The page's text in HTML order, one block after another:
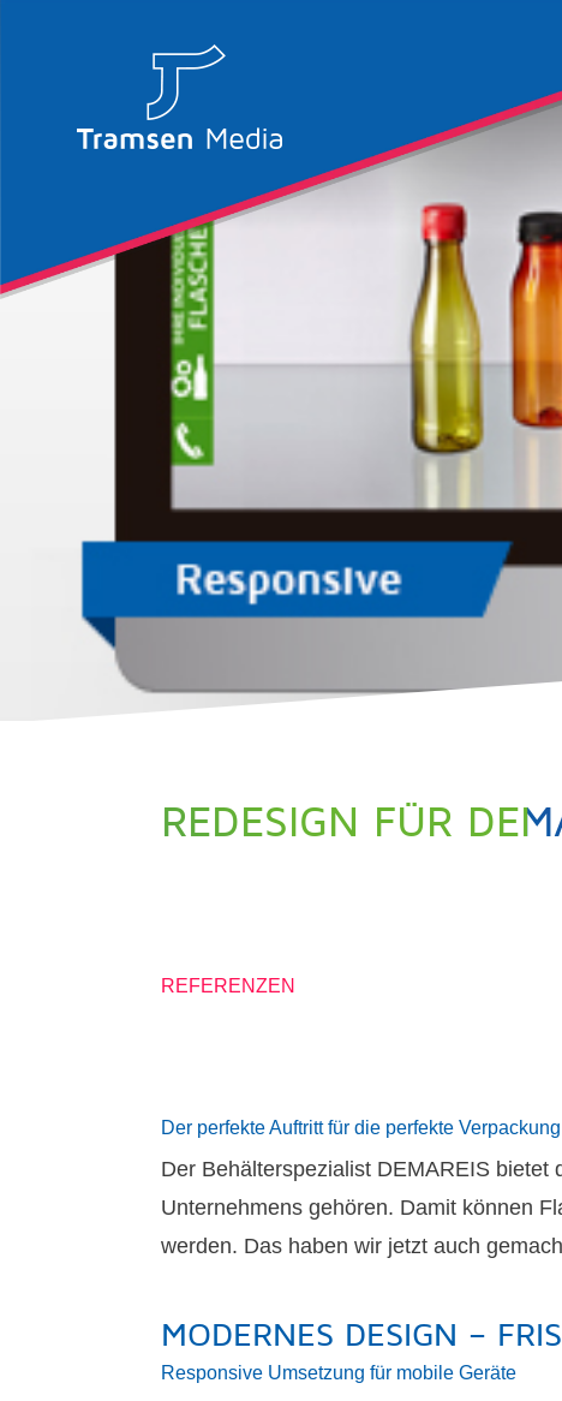
REDESIGN FÜR
REFERENZEN
Der perfekte Auftritt für die perfekte Verpackung
Der Behälterspezialist DEMAREIS
Unternehmens gehören. Damit können
werden. Das haben wir jetzt auch
MODERNES DESIGN –
Responsive Umsetzung für mobile Geräte